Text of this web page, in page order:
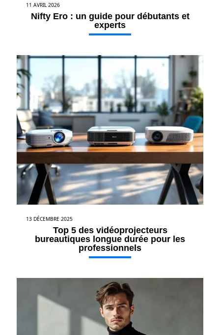
11 AVRIL 2026
Nifty Ero : un guide pour débutants et
experts
13 DÉCEMBRE 2025
Top 5 des vidéoprojecteurs
bureautiques longue durée pour les
professionnels